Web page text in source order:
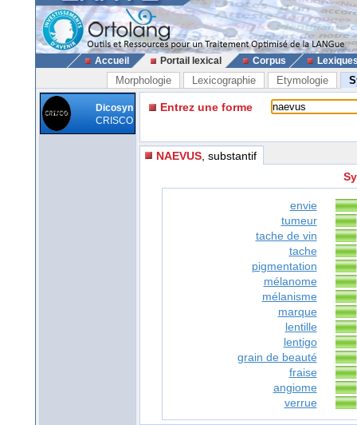
Accueil Portail lexical Corpus
Morphologie Lexicographie Etymologie
Dicosyn
CRISCO
Entrez une forme
NAEVUS , substantif
envie
tumeur
tache de vin
tache
pigmentation
mélanome
mélanisme
marque
lentille
lentigo
grain de beauté
fraise
angiome
verrue